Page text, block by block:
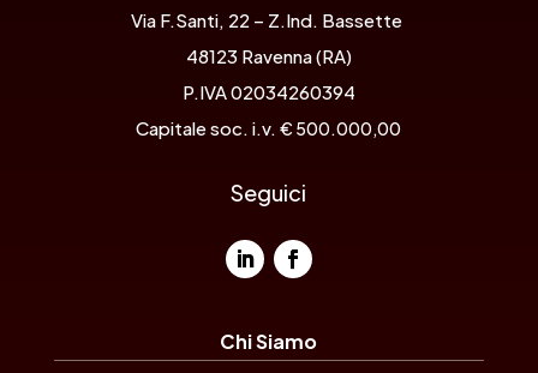
Via F.Santi, 22 – Z.Ind. Bassette
48123 Ravenna (RA)
P.IVA 02034260394
Capitale soc. i.v.€ 500.000,00
Seguici
Chi Siamo